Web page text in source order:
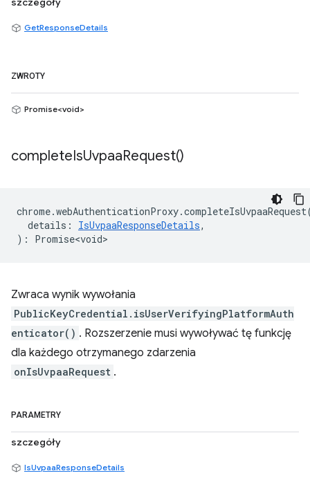
GetResponseDetails
ZWROTY
Promise<void>
completeIsUvpaaRequest()
chrome.webAuthenticationProxy.completeIsUvpaaRequest
details : IsUvpaaResponseDetails,
) : Promise<void>
Zwraca wynik wywołania
PublicKeyCredential.isUserVerifyingPlatformAuth
enticator() . Rozszerzenie musi wywoływać tę funkcję
dla każdego otrzymanego zdarzenia
onIsUvpaaRequest .
PARAMETRY
szczegóły
IsUvpaaResponseDetails